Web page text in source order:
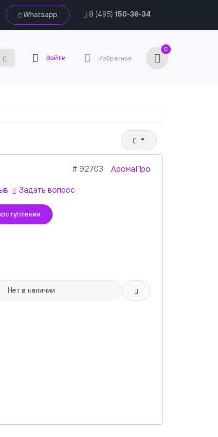
Whatsapp 8 (495) 150-36-34
Войти Избранное
0
# 92703 АромаПро
Задать вопрос
Нет в наличии